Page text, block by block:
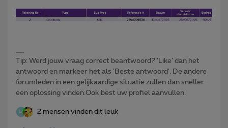
Tip: Werd jouw vraag correct beantwoord? ‘Like’ dan het
antwoord en markeer het als 'Beste antwoord'. De andere
forumleden in een gelijkaardige situatie zullen dan sneller
een oplossing vinden.Ook best uw profiel aanvullen.
2 mensen vinden dit leuk